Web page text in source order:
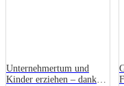
Unternehmertum und
Kinder erziehen – dank